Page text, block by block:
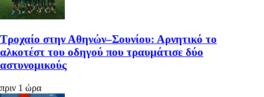
Τροχαίο στην Αθηνών–Σουνίου: Αρνητικό το
αλκοτέστ του οδηγού που τραυμάτισε δύο
αστυνομικούς
πριν 1 ώρα